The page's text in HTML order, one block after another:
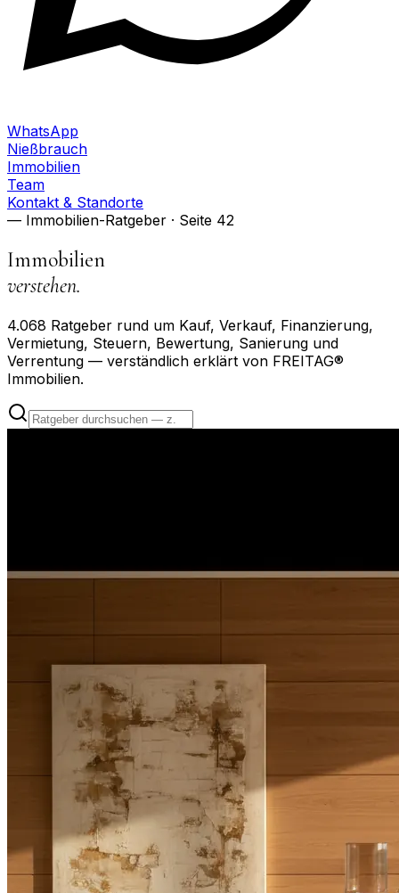
WhatsApp
Nießbrauch
Immobilien
Team
Kontakt & Standorte
— Immobilien-Ratgeber · Seite 42
Immobilien
verstehen.
4.068 Ratgeber rund um Kauf, Verkauf, Finanzierung,
Vermietung, Steuern, Bewertung, Sanierung und
Verrentung — verständlich erklärt von FREITAG®
Immobilien.